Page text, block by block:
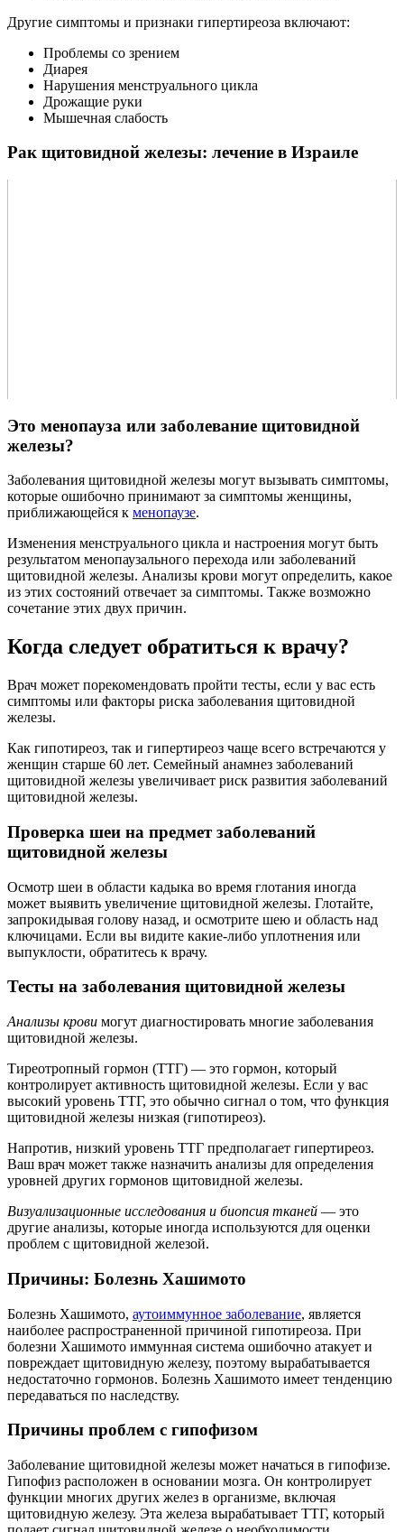
Другие симптомы и признаки гипертиреоза включают:
Проблемы со зрением
Диарея
Нарушения менструального цикла
Дрожащие руки
Мышечная слабость
Рак щитовидной железы: лечение в Израиле
Это менопауза или заболевание щитовидной
железы?
Заболевания щитовидной железы могут вызывать симптомы,
которые ошибочно принимают за симптомы женщины,
приближающейся к менопаузе.
Изменения менструального цикла и настроения могут быть
результатом менопаузального перехода или заболеваний
щитовидной железы. Анализы крови могут определить, какое
из этих состояний отвечает за симптомы. Также возможно
сочетание этих двух причин.
Когда следует обратиться к врачу?
Врач может порекомендовать пройти тесты, если у вас есть
симптомы или факторы риска заболевания щитовидной
железы.
Как гипотиреоз, так и гипертиреоз чаще всего встречаются у
женщин старше 60 лет. Семейный анамнез заболеваний
щитовидной железы увеличивает риск развития заболеваний
щитовидной железы.
Проверка шеи на предмет заболеваний
щитовидной железы
Осмотр шеи в области кадыка во время глотания иногда
может выявить увеличение щитовидной железы. Глотайте,
запрокидывая голову назад, и осмотрите шею и область над
ключицами. Если вы видите какие-либо уплотнения или
выпуклости, обратитесь к врачу.
Тесты на заболевания щитовидной железы
Анализы крови могут диагностировать многие заболевания
щитовидной железы.
Тиреотропный гормон (ТТГ) — это гормон, который
контролирует активность щитовидной железы. Если у вас
высокий уровень ТТГ, это обычно сигнал о том, что функция
щитовидной железы низкая (гипотиреоз).
Напротив, низкий уровень ТТГ предполагает гипертиреоз.
Ваш врач может также назначить анализы для определения
уровней других гормонов щитовидной железы.
Визуализационные исследования и биопсия тканей — это
другие анализы, которые иногда используются для оценки
проблем с щитовидной железой.
Причины: Болезнь Хашимото
Болезнь Хашимото, аутоиммунное заболевание, является
наиболее распространенной причиной гипотиреоза. При
болезни Хашимото иммунная система ошибочно атакует и
повреждает щитовидную железу, поэтому вырабатывается
недостаточно гормонов. Болезнь Хашимото имеет тенденцию
передаваться по наследству.
Причины проблем с гипофизом
Заболевание щитовидной железы может начаться в гипофизе.
Гипофиз расположен в основании мозга. Он контролирует
функции многих других желез в организме, включая
щитовидную железу. Эта железа вырабатывает ТТГ, который